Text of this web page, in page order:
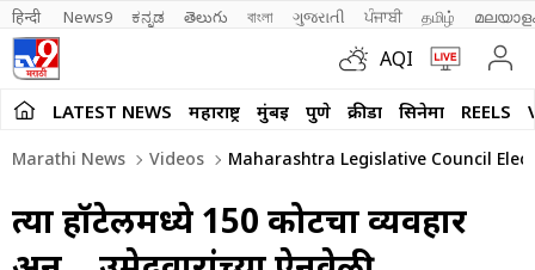
हिन्दी News9 ಕನ್ನಡ తెలుగు বাংলা ગુજરાતી ਪੰਜਾਬੀ தமிழ்
AQI
LATEST NEWS महाराष्ट्र मुंबई पुणे क्रीडा सिनेमा REELS
Marathi News Videos Maharashtra Legislative Council
त्या हॉटेलमध्ये 150 कोटींचा व्यवहार